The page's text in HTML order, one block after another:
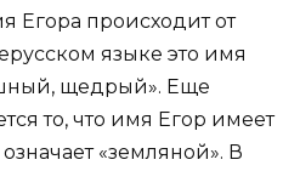
Егора происходит от
языке это имя
щедрый». Еще
то, что имя Егор имеет
«земляной». В